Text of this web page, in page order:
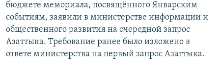
бюджете мемориала, посвящённого Январским
событиям, заявили в министерстве информации и
общественного развития на очередной запрос
Азаттыка. Требование ранее было изложено в
ответе министерства на первый запрос Азаттыка.